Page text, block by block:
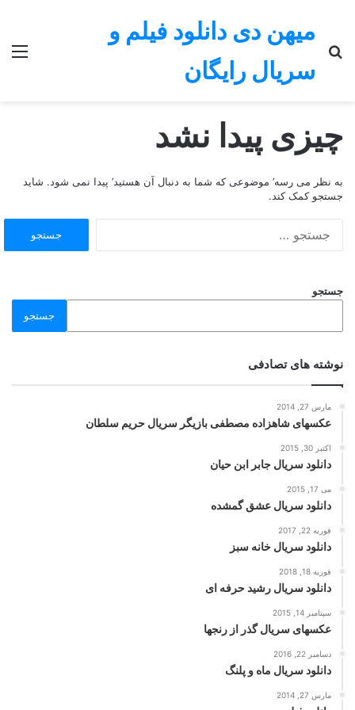
میهن دی دانلود فیلم و
سریال رایگان
جستجو
برای
چیزی پیدا نشد
به نظر می رسه’ موضوعی که شما به دنبال آن هستید’ پیدا نمی شود. شاید
جستجو کمک کند.
جستجو
جستجو
نوشته های تصادفی
مارس 27, 2014
عکسهای شاهزاده مصطفی بازیگر سریال حریم سلطان
اکتبر 30, 2015
دانلود سریال جابر ابن حیان
می 17, 2015
دانلود سریال عشق گمشده
فوریه 22, 2017
دانلود سریال خانه سبز
فوریه 18, 2018
دانلود سریال رشید حرفه ای
سپتامبر 14, 2015
عکسهای سریال گذر از رنجها
دسامبر 22, 2016
دانلود سریال ماه و پلنگ
مارس 27, 2014